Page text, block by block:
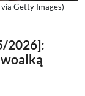
Getty Images)
2026]: